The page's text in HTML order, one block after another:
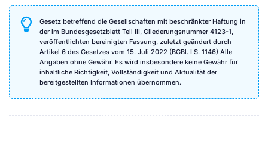
Gesetz betreffend die Gesellschaften mit beschränkter Haftung in
der im Bundesgesetzblatt Teil III, Gliederungsnummer 4123-1,
veröffentlichten bereinigten Fassung, zuletzt geändert durch
Artikel 6 des Gesetzes vom 15. Juli 2022 (BGBl. I S. 1146) Alle
Angaben ohne Gewähr. Es wird insbesondere keine Gewähr für
inhaltliche Richtigkeit, Vollständigkeit und Aktualität der
bereitgestellten Informationen übernommen.